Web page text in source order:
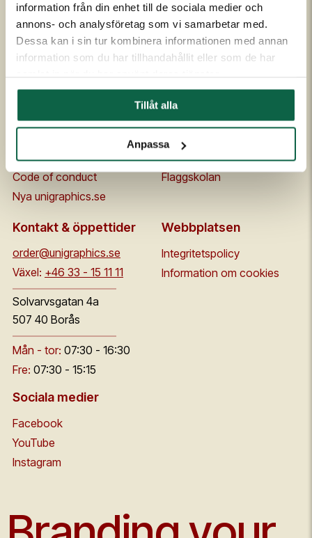
information från din enhet till de sociala medier och
annons- och analysföretag som vi samarbetar med.
Dessa kan i sin tur kombinera informationen med annan
information som du har tillhandahållit eller som de har
Tillåt alla
Anpassa
Om Unigraphics
Om oss
Historia
Samarbetspartners
Kvalitet och miljö
Code of conduct
Nya unigraphics.se
Kundservice
Kontakta oss
FAQ
Köpvillkor
Allmänna leveransvillkor
Broschyrer och prislistor
Säkerhetsdatablad
Flaggskolan
Kontakt & öppettider
order@unigraphics.se
Växel: +46 33 - 15 11 11
Solvarvsgatan 4a
507 40 Borås
Mån - tor: 07:30 - 16:30
Fre: 07:30 - 15:15
Webbplatsen
Integritetspolicy
Information om cookies
Sociala medier
Facebook
YouTube
Instagram